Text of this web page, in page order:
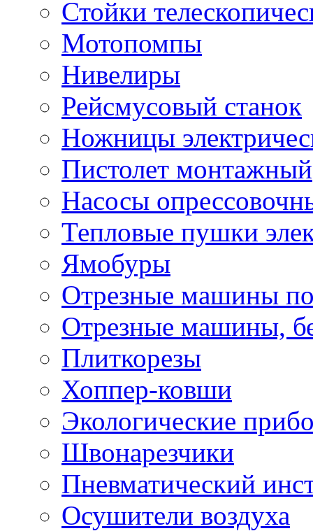
Стойки
Мотопомпы
Нивелиры
Рейсмусовый станок
Ножницы
Пистолет монтажный
Насосы
Тепловые пушки
Ямобуры
Отрезные машины
Отрезные машины,
Плиткорезы
Хоппер-ковши
Экологические
Швонарезчики
Пневматический
Осушители воздуха